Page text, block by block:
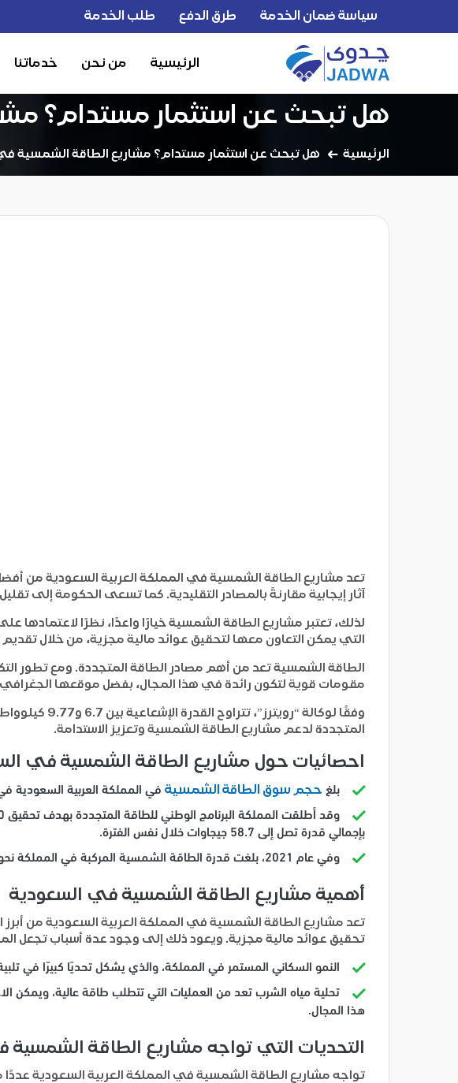
سياسة ضمان الخدمة طرق الدفع طلب الخدمة
الرئيسية من نحن خدماتنا
هل تبحث عن استثمار مستدام؟
الرئيسية هل تبحث عن استثمار مستدام؟ مشاريع الطاقة الشمسية
تعد مشاريع الطاقة الشمسية في المملكة العربية السعودية من أفضل
آثار إيجابية مقارنةً بالمصادر التقليدية. كما تسعى الحكومة إلى
لذلك، تعتبر مشاريع الطاقة الشمسية خيارًا واعدًا، نظرًا لاعتمادها
التي يمكن التعاون معها لتحقيق عوائد مالية مجزية، من خلال
الطاقة الشمسية تعد من أهم مصادر الطاقة المتجددة. ومع تطور
مقومات قوية لتكون رائدة في هذا المجال، بفضل موقعها
وفقًا لوكالة
المتجددة لدعم مشاريع الطاقة الشمسية وتعزيز الاستدامة.
احصائيات حول مشاريع الطاقة الشمسية في
بلغ حجم سوق الطاقة الشمسية في المملكة العربية السعودية في عام 2025 نحو 1028 ميجاوات، بنهاية العام. ويتوقّع أن يسجل معدل نمو
بإجمالي قدرة تصل إلى 58.7 جيجاوات خلال نفس الفترة.
وفي عام 2021، بلغت قدرة الطاقة الشمسية المركبة في المملكة نحو 439 ميجاوات، وتمثل الطاقة الشمسية أكثر من 98% من إجمالي مزيج الطاقة المتجددة في البلاد.
أهمية مشاريع الطاقة الشمسية في السعودية
تعد مشاريع الطاقة الشمسية في المملكة العربية السعودية من
تحقيق عوائد مالية مجزية. ويعود ذلك إلى وجود عدة أسباب تجعل
النمو السكاني المستمر في المملكة، والذي يشكل تحديًا كبيرًا في
تحلية مياه الشرب تعد من العمليات التي تتطلب طاقة عالية، ويمكن
هذا المجال.
التحديات التي تواجه مشاريع الطاقة
تواجه مشاريع الطاقة الشمسية في المملكة العربية السعودية عددًا